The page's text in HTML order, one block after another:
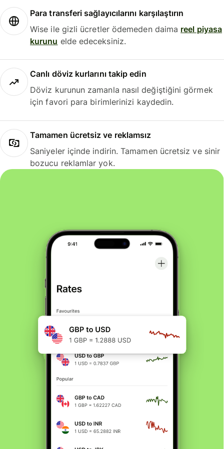
Para transferi sağlayıcılarını karşılaştırın
Wise ile gizli ücretler ödemeden daima reel piyasa
kurunu elde edeceksiniz.
Canlı döviz kurlarını takip edin
Döviz kurunun zamanla nasıl değiştiğini görmek
için favori para birimlerinizi kaydedin.
Tamamen ücretsiz ve reklamsız
Saniyeler içinde indirin. Tamamen ücretsiz ve sinir
bozucu reklamlar yok.